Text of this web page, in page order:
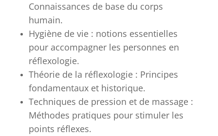
Connaissances de base du corps
humain.
Hygiène de vie : notions essentielles
pour accompagner les personnes en
réflexologie.
Théorie de la réflexologie : Principes
fondamentaux et historique.
Techniques de pression et de massage :
Méthodes pratiques pour stimuler les
points réflexes.